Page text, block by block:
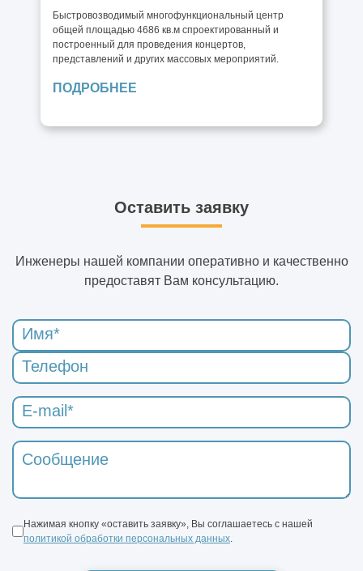
Быстровозводимый многофункциональный центр
общей площадью 4686 кв.м спроектированный и
построенный для проведения концертов,
представлений и других массовых мероприятий.
ПОДРОБНЕЕ
Оставить заявку
Инженеры нашей компании оперативно и качественно
предоставят Вам консультацию.
Нажимая кнопку «оставить заявку», Вы соглашаетесь с нашей
политикой обработки персональных данных